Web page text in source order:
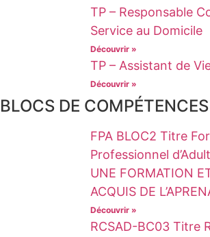
TP – Responsable
Service au Domicile
Découvrir »
TP – Assistant de
Découvrir »
BLOCS DE
FPA BLOC2 Titre
Professionnel
UNE FORMATION
ACQUIS DE
Découvrir »
RCSAD-BC03 Titre